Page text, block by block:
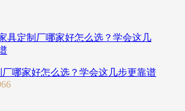
哪家好怎么选？学会这几步更靠谱